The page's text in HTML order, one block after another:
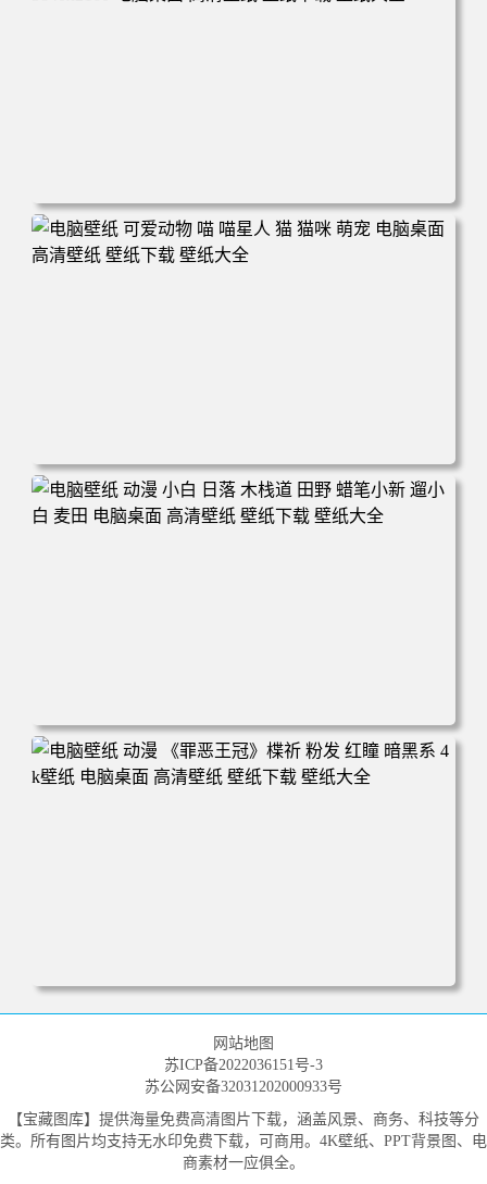
电脑壁纸 动漫 冬季 公交车 朱迪狐尼克 4K 电脑壁纸 3840x2
160 电脑桌面 高清壁纸 壁纸下载 壁纸大全
电脑壁纸 可爱动物 喵 喵星人 猫 猫咪 萌宠 电脑桌面 高清壁
纸 壁纸下载 壁纸大全
电脑壁纸 动漫 小白 日落 木栈道 田野 蜡笔小新 遛小白 麦田
电脑桌面 高清壁纸 壁纸下载 壁纸大全
电脑桌面 高清壁纸 壁纸下载 壁纸大全
网站地图
苏ICP备2022036151号-3
苏公网安备32031202000933号
【宝藏图库】提供海量免费高清图片下载，涵盖风景、商务、科技等分
类。所有图片均支持无水印免费下载，可商用。4K壁纸、PPT背景图、电
商素材一应俱全。